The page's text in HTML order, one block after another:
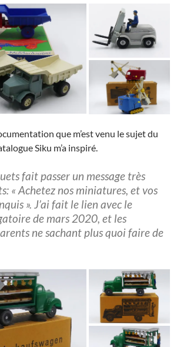
que m’est venu le sujet du
Siku m’a inspiré.
fait passer un message très
« Achetez nos miniatures, et vos
». J’ai fait le lien avec le
de mars 2020, et les
ne sachant plus quoi faire de